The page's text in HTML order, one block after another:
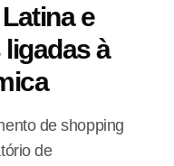
e
à
de shopping
de